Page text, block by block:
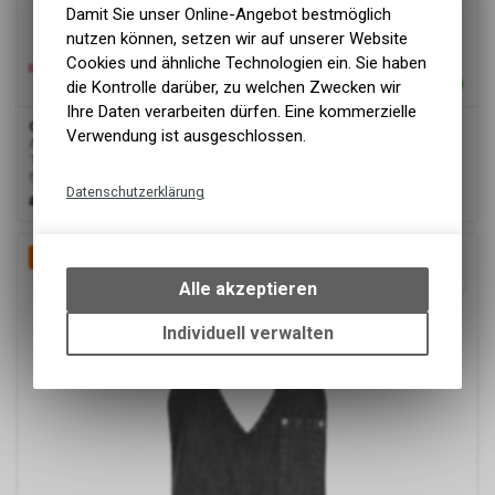
Greiff Latzschürze 72-77x100
Ausverkauf keine Rückgabe möglich
ab 22.40 CHF
Damit Sie unser Online-Angebot bestmöglich
nutzen können, setzen wir auf unserer Website
Cookies und ähnliche Technologien ein. Sie haben
die Kontrolle darüber, zu welchen Zwecken wir
Ihre Daten verarbeiten dürfen. Eine kommerzielle
Verwendung ist ausgeschlossen.
Datenschutzerklärung
bestimmte Interaktionen und
Einstellungen auf Ihrem Gerät,
um die grundlegenden
Funktionen unseres Online-
des Warenkorbs, zu
ermöglichen. Bitte beachten Sie,
Alle akzeptieren
Individuell verwalten